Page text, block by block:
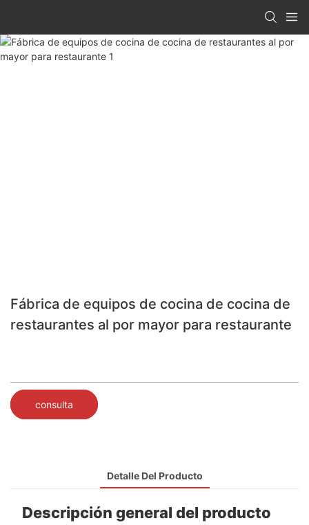
Fábrica de equipos de cocina de cocina de
restaurantes al por mayor para restaurante
consulta
Detalle Del Producto
Descripción general del producto